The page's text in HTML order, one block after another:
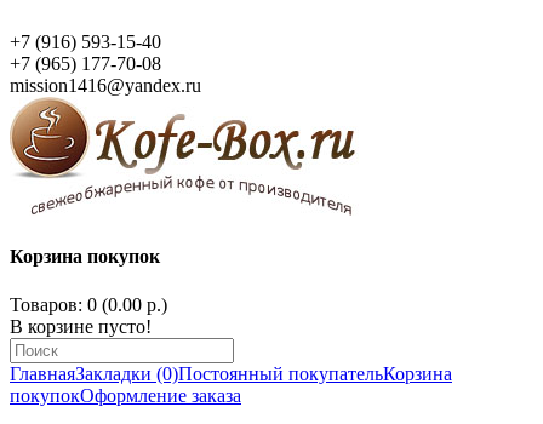
+7 (916) 593-15-40
+7 (965) 177-70-08
mission1416@yandex.ru
Корзина покупок
Товаров: 0 (0.00 р.)
В корзине пусто!
ГлавнаяЗакладки (0)Постоянный покупательКорзина
покупокОформление заказа